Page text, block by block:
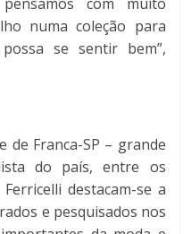
numa coleção para
se sentir bem”,
de Franca-SP – grande
do país, entre os
destacam-se a
e pesquisados nos